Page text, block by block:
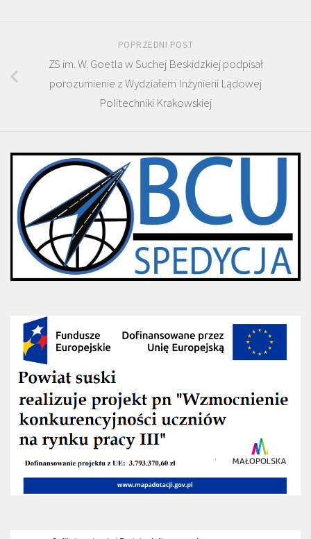
POPRZEDNI POST
ZS im. W. Goetla w Suchej Beskidzkiej podpisał
porozumienie z Wydziałem Inżynierii Lądowej
Politechniki Krakowskiej